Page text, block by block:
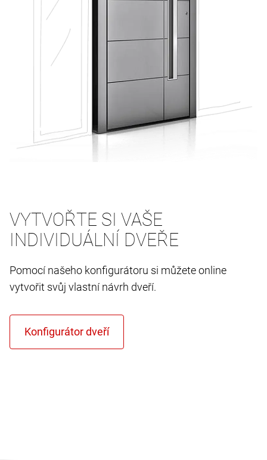
VYTVOŘTE SI VAŠE
INDIVIDUÁLNÍ DVEŘE
Pomocí našeho konfigurátoru si můžete online
vytvořit svůj vlastní návrh dveří.